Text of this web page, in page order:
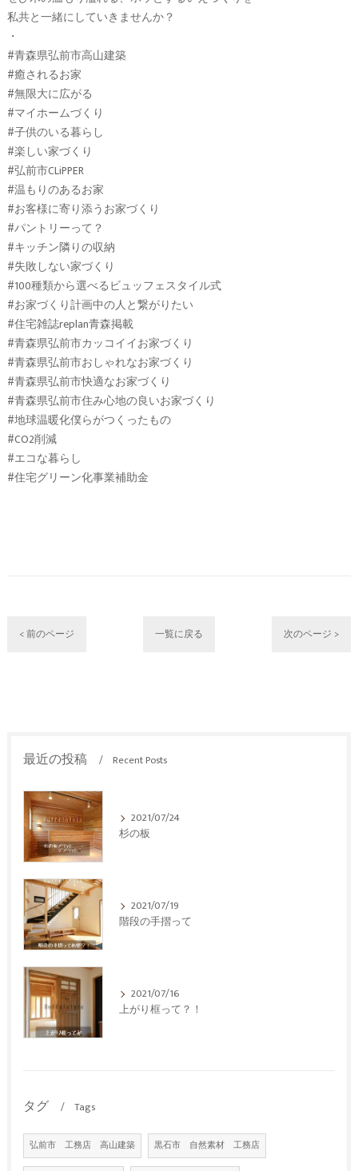
私共と一緒にしていきませんか？
・
#青森県弘前市高山建築
#癒されるお家
#無限大に広がる
#マイホームづくり
#子供のいる暮らし
#楽しい家づくり
#弘前市CLiPPER
#温もりのあるお家
#お客様に寄り添うお家づくり
#パントリーって？
#キッチン隣りの収納
#失敗しない家づくり
#100種類から選べるビュッフェスタイル式
#お家づくり計画中の人と繋がりたい
#住宅雑誌replan青森掲載
#青森県弘前市カッコイイお家づくり
#青森県弘前市おしゃれなお家づくり
#青森県弘前市快適なお家づくり
#青森県弘前市住み心地の良いお家づくり
#地球温暖化僕らがつくったもの
#CO2削減
#エコな暮らし
#住宅グリーン化事業補助金
< 前のページ 一覧に戻る 次のページ >
最近の投稿 Recent Posts
2021/07/24
杉の板
2021/07/19
階段の手摺って
2021/07/16
上がり框って？！
タグ Tags
弘前市 工務店 高山建築 黒石市 自然素材 工務店